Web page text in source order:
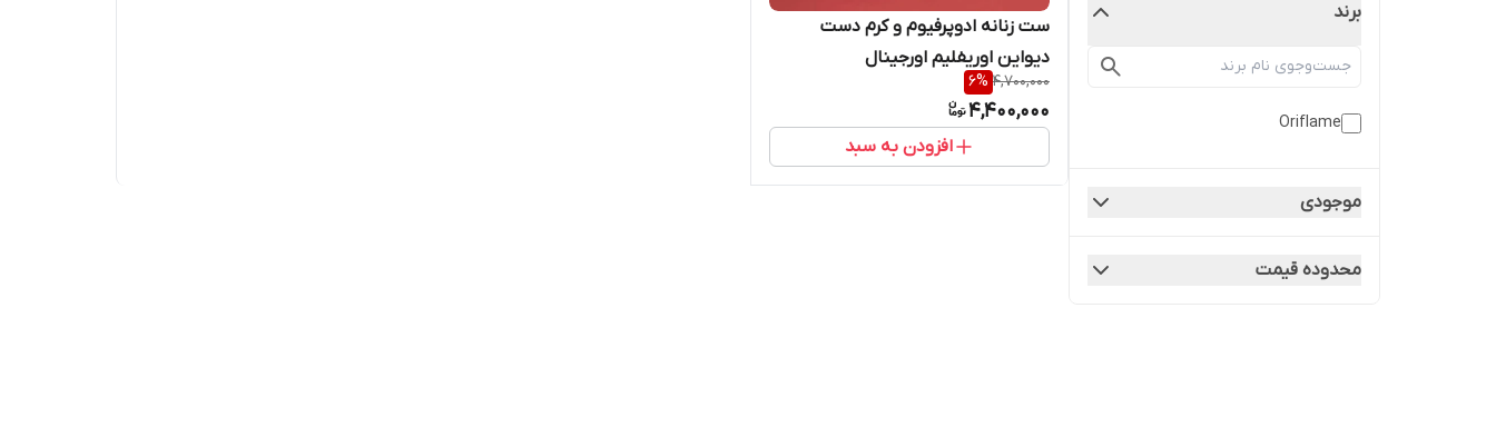
برند
Oriflame
موجودی
محدوده قیمت
ست زنانه ادوپرفیوم و کرم دست
دیواین اوریفلیم اورجینال
4,700,000
6%
4,400,000
افزودن به سبد